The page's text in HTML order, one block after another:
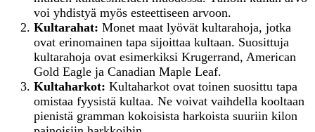
voi yhdistyä myös esteettiseen arvoon.
Kultarahat: Monet maat lyövät kultarahoja, jotka
ovat erinomainen tapa sijoittaa kultaan. Suosittuja
kultarahoja ovat esimerkiksi Krugerrand, American
Gold Eagle ja Canadian Maple Leaf.
Kultaharkot: Kultaharkot ovat toinen suosittu tapa
omistaa fyysistä kultaa. Ne voivat vaihdella kooltaan
pienistä gramman kokoisista harkoista suuriin kilon